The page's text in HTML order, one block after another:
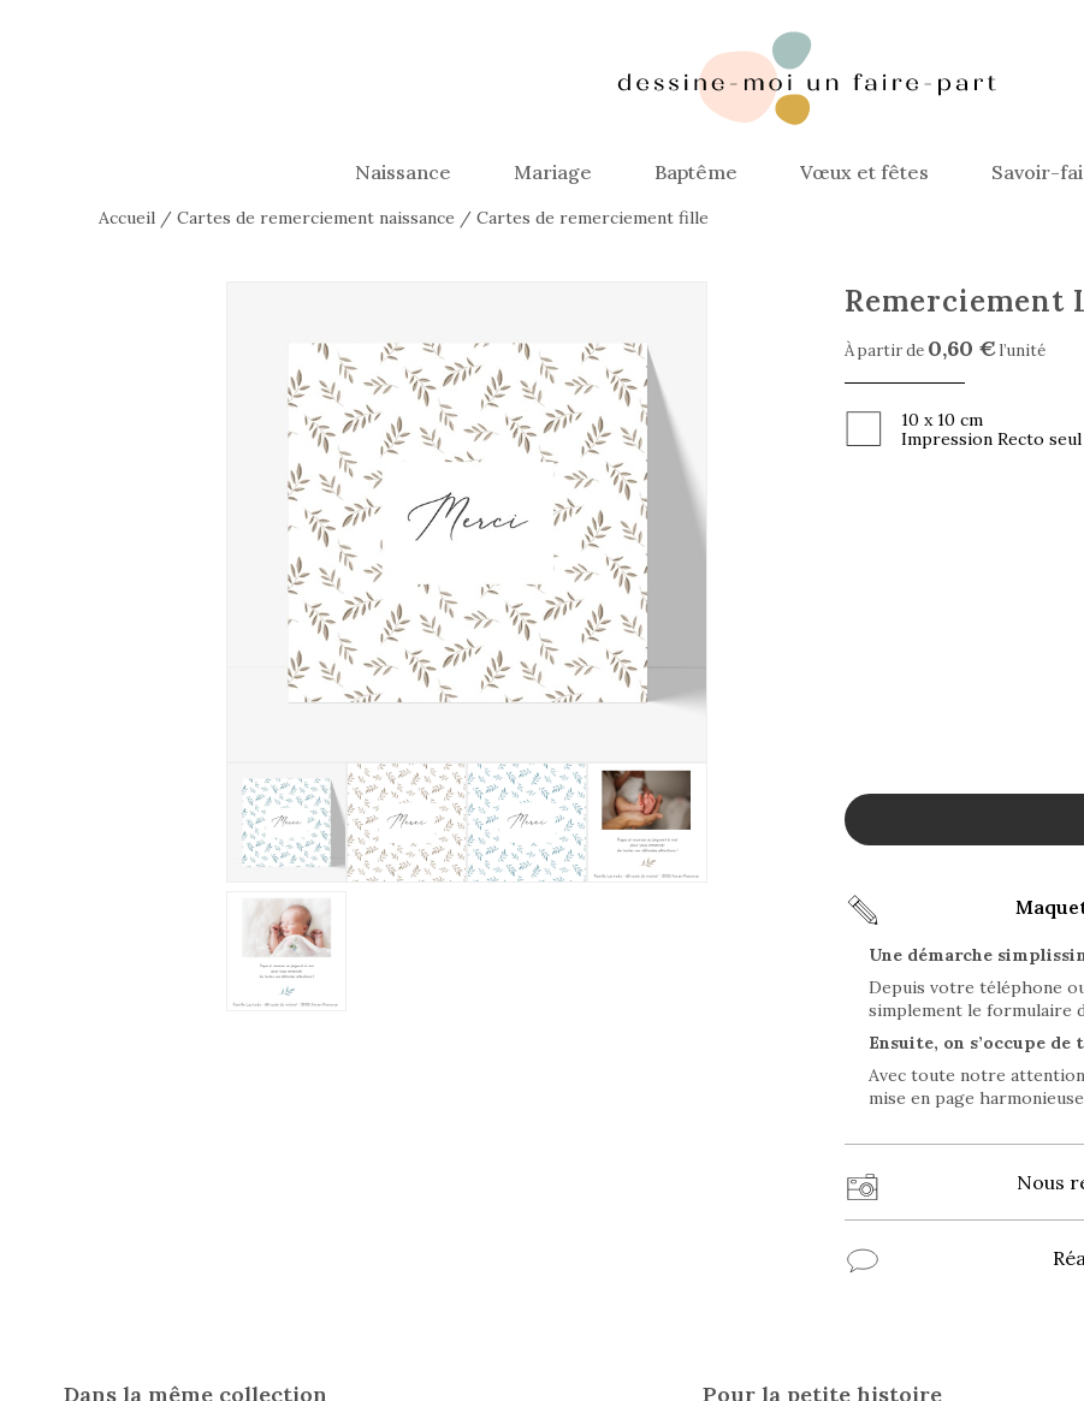
Naissance Mariage Baptême Vœux et fêtes Savoir-
Accueil / Cartes de remerciement naissance / Cartes de remerciement fille
Remerciement
À partir de 0,60 €l’unité
10 x 10 cm
Impression Recto
Une démarche
Depuis votre téléphone
simplement le formulaire
Ensuite, on s’occupe de
Avec toute notre
mise en page
Nous
Dans la même collection Pour la petite histoire